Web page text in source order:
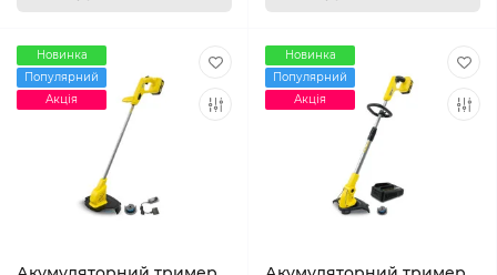
Новинка
Популярний
Акція
Новинка
Популярний
Акція